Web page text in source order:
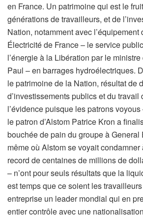
en France. Un patrimoine qui est le
générations de travailleurs, et de
Nation, notamment avec l’équipement
Électricité de France – le service
l’énergie à la Libération par le
Paul – en barrages hydroélectriques.
le patrimoine de la Nation, résultat de
d’investissements publics et du
l’évidence puisque les patrons
le patron d’Alstom Patrice Kron a
bouchée de pain du groupe à General
même où Alstom se voyait
record de centaines de millions de
– n’ont pour seuls résultats que la
est temps que ce soient les
entreprise un leader mondial qui en
entier contrôle avec une